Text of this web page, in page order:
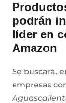
podrán
líder en
Amazon
Se buscará,
empresas